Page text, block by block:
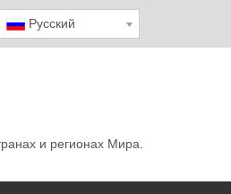
Pусский
и регионах Мира.